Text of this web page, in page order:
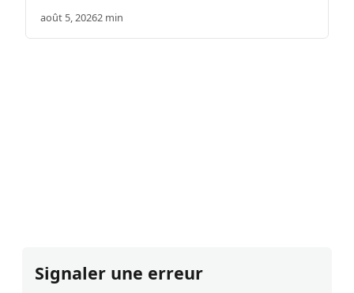
août 5, 20262 min
Signaler une erreur